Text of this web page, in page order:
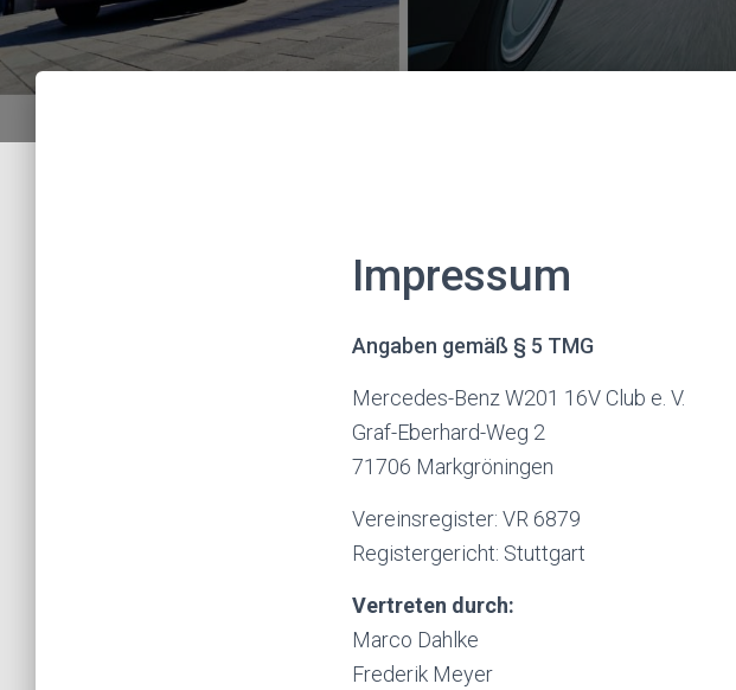
Impressum
Angaben gemäß § 5 TMG
Mercedes-Benz W201 16V Club e. V.
Graf-Eberhard-Weg 2
71706 Markgröningen
Vereinsregister: VR 6879
Registergericht: Stuttgart
Vertreten durch:
Marco Dahlke
Frederik Meyer